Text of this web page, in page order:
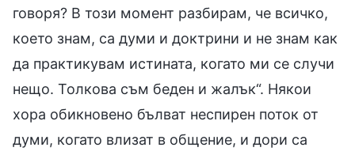
говоря? В този момент разбирам, че всичко,
което знам, са думи и доктрини и не знам как
да практикувам истината, когато ми се случи
нещо. Толкова съм беден и жалък“. Някои
хора обикновено бълват неспирен поток от
думи, когато влизат в общение, и дори са